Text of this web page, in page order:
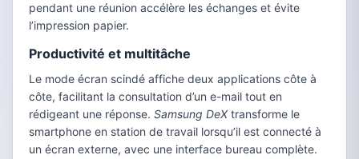
pendant une réunion accélère les échanges et évite
l’impression papier.
Productivité et multitâche
Le mode écran scindé affiche deux applications côte à
côte, facilitant la consultation d’un e-mail tout en
rédigeant une réponse. Samsung DeXtransforme le
smartphone en station de travail lorsqu’il est connecté à
un écran externe, avec une interface bureau complète.